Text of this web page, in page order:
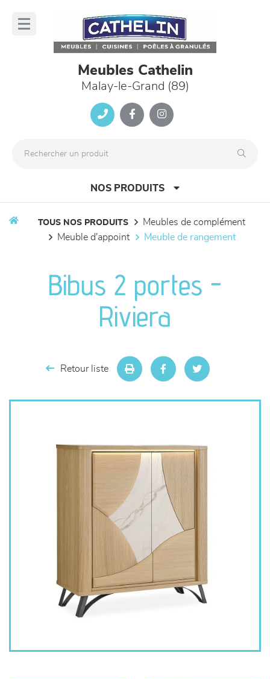
Meubles Cathelin
Malay-le-Grand (89)
NOS PRODUITS
séjours
meubles de complément
TOUS NOS PRODUITS
meubles de complément
meuble d'appoint
meuble de rangement
Bibus 2 portes -
Riviera
Retour liste